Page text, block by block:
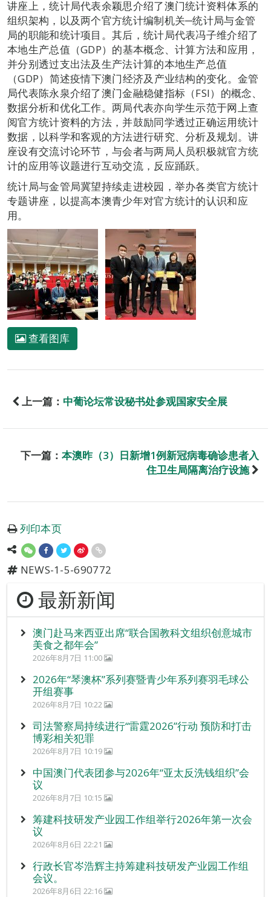
讲座上，统计局代表余颖思介绍了澳门统计资料体系的
组织架构，以及两个官方统计编制机关─统计局与金管
局的职能和统计项目。其后，统计局代表冯子维介绍了
本地生产总值（GDP）的基本概念、计算方法和应用，
并分别透过支出法及生产法计算的本地生产总值
（GDP）简述疫情下澳门经济及产业结构的变化。金管
局代表陈永泉介绍了澳门金融稳健指标（FSI）的概念、
数据分析和优化工作。两局代表亦向学生示范于网上查
阅官方统计资料的方法，并鼓励同学透过正确运用统计
数据，以科学和客观的方法进行研究、分析及规划。讲
座设有交流讨论环节，与会者与两局人员积极就官方统
计的应用等议题进行互动交流，反应踊跃。
统计局与金管局冀望持续走进校园，举办各类官方统计
专题讲座，以提高本澳青少年对官方统计的认识和应
用。
查看图库
上一篇： 中葡论坛常设秘书处参观国家安全展
下一篇： 本澳昨（3）日新增1例新冠病毒确诊患者入
住卫生局隔离治疗设施
列印本页
NEWS-1-5-690772
最新新闻
澳门赴马来西亚出席“联合国教科文组织创意城市
美食之都年会”
2026年8月7日 11:00
2026年“琴澳杯”系列赛暨青少年系列赛羽毛球公
开组赛事
2026年8月7日 10:22
司法警察局持续进行“雷霆2026”行动 预防和打击
博彩相关犯罪
2026年8月7日 10:19
中国澳门代表团参与2026年“亚太反洗钱组织”会
议
2026年8月7日 10:15
筹建科技研发产业园工作组举行2026年第一次会
议
2026年8月6日 22:21
行政长官岑浩辉主持筹建科技研发产业园工作组
会议。
2026年8月6日 22:16